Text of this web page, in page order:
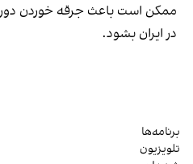
ممکن است باعث جرقه خوردن
در ایران بشود.
برنامه‌ها
تلویزیون